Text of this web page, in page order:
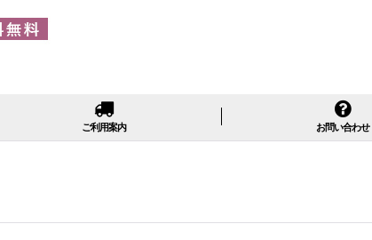
ご利用案内 お問い合わせ